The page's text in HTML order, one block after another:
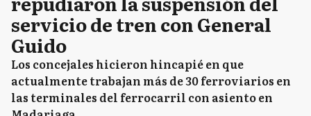
servicio de tren con General
Guido
Los concejales hicieron hincapié en que
actualmente trabajan más de 30 ferroviarios en
las terminales del ferrocarril con asiento en